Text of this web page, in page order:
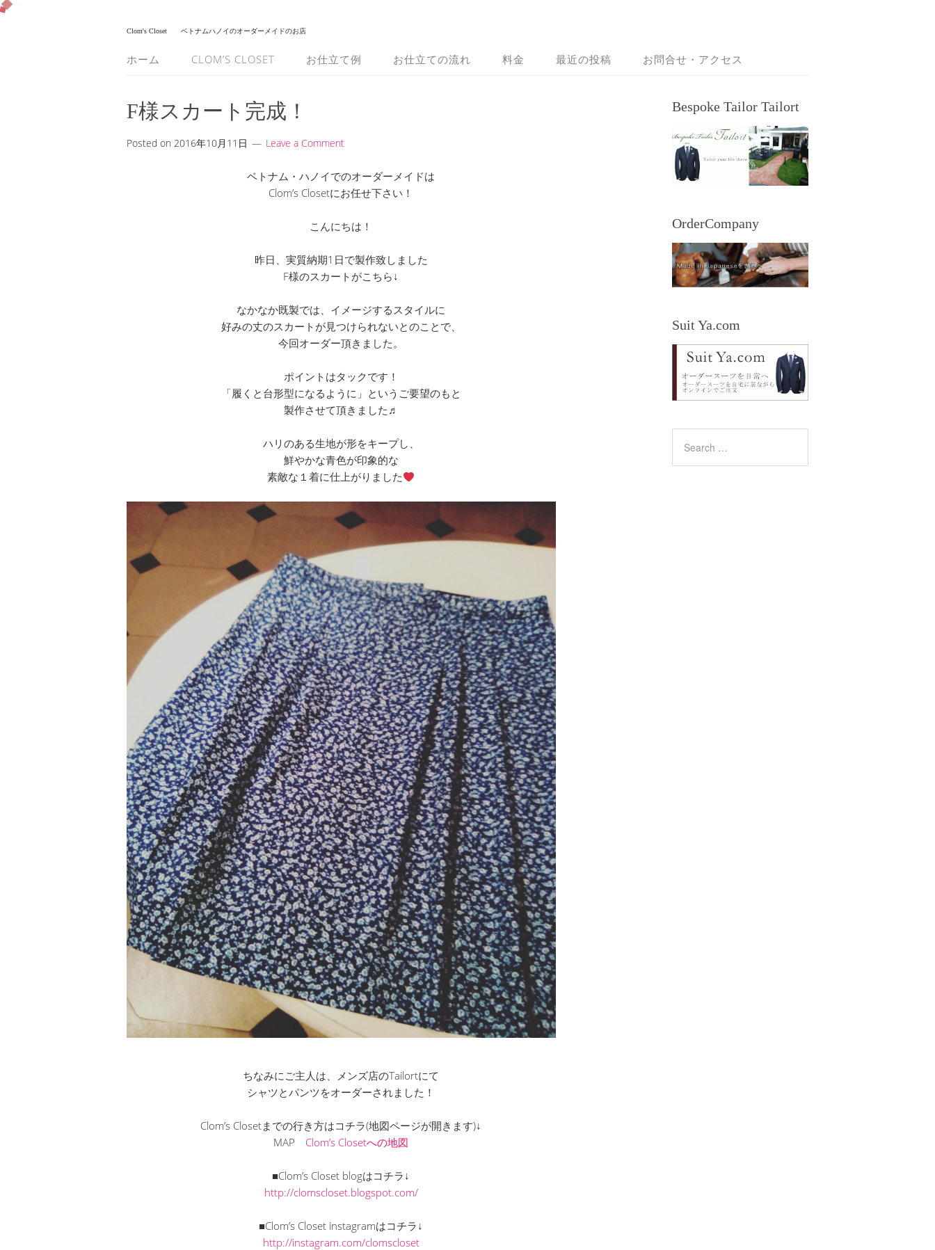
Clom's Closet ベトナムハノイのオーダーメイドのお店
ホーム CLOM’S CLOSET お仕立て例 お仕立ての流れ 料金 最近の投稿 お問合せ・アクセス
F様スカート完成！
Posted on 2016年10月11日 Leave a Comment
ベトナム・ハノイでのオーダーメイドは
Clom’s Closetにお任せ下さい！
こんにちは！
昨日、実質納期1日で製作致しました
F様のスカートがこちら↓
なかなか既製では、イメージするスタイルに
好みの丈のスカートが見つけられないとのことで、
今回オーダー頂きました。
ポイントはタックです！
「履くと台形型になるように」というご要望のもと
製作させて頂きました♬
ハリのある生地が形をキープし、
鮮やかな青色が印象的な
素敵な１着に仕上がりました
ちなみにご主人は、メンズ店のTailortにて
シャツとパンツをオーダーされました！
Clom’s Closetまでの行き方はコチラ(地図ページが開きます)↓
MAP Clom’s Closetへの地図
■Clom’s Closet blogはコチラ↓
http://clomscloset.blogspot.com/
■Clom’s Closet instagramはコチラ↓
http://instagram.com/clomscloset
Bespoke Tailor Tailort
OrderCompany
Suit Ya.com